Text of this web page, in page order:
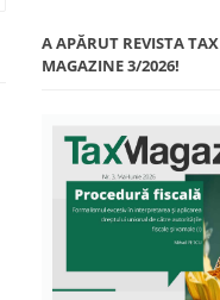
A APĂRUT REVISTA TAX
MAGAZINE 3/2026!